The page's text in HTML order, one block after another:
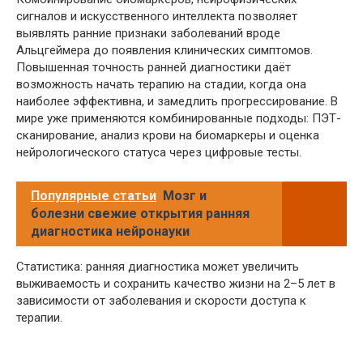
сигналов и искусственного интеллекта позволяет
выявлять ранние признаки заболеваний вроде
Альцгеймера до появления клинических симптомов.
Повышенная точность ранней диагностики даёт
возможность начать терапию на стадии, когда она
наиболее эффективна, и замедлить прогрессирование. В
мире уже применяются комбинированные подходы: ПЭТ-
сканирование, анализ крови на биомаркеры и оценка
нейрологического статуса через цифровые тесты.
Популярные статьи Мозг и
болезни свежие открытия ранняя
диагностика нейронауки
Статистика: ранняя диагностика может увеличить
выживаемость и сохранить качество жизни на 2–5 лет в
зависимости от заболевания и скорости доступа к
терапии.